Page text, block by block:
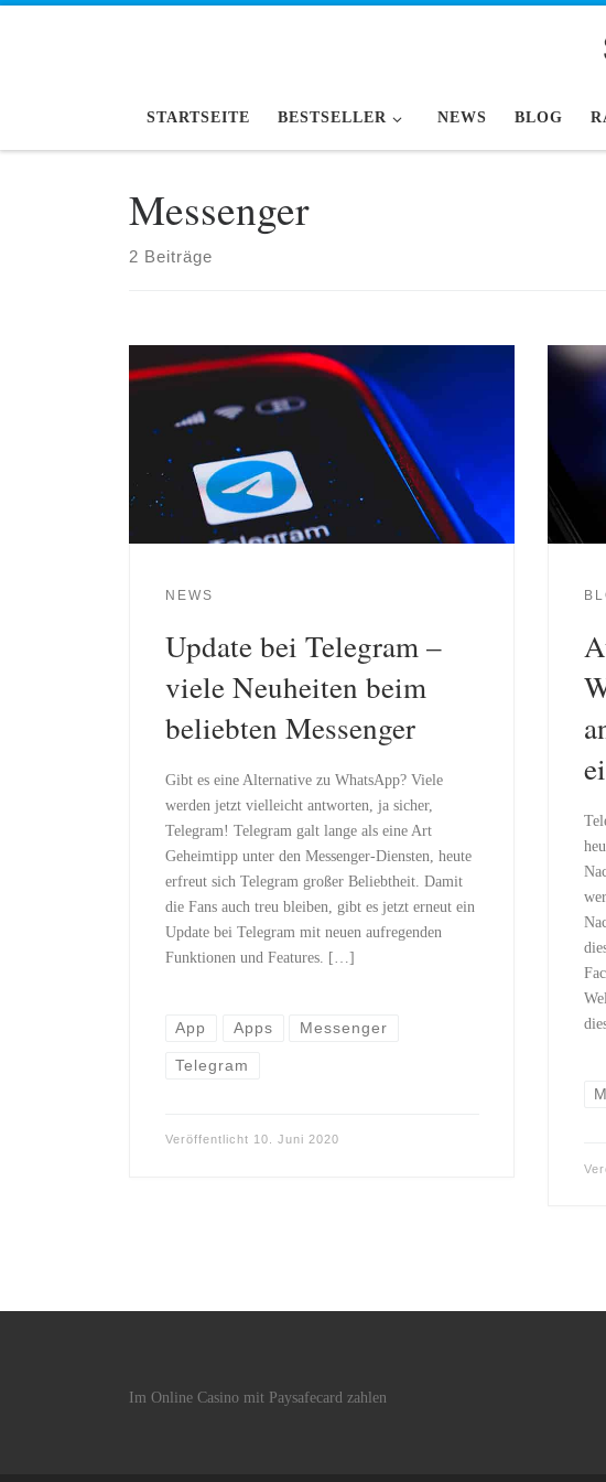
STARTSEITE BESTSELLER NEWS BLOG
Messenger
2 Beiträge
NEWS
Update bei Telegram –
viele Neuheiten beim
beliebten Messenger
Gibt es eine Alternative zu WhatsApp? Viele
werden jetzt vielleicht antworten, ja sicher,
Telegram! Telegram galt lange als eine Art
Geheimtipp unter den Messenger-Diensten, heute
erfreut sich Telegram großer Beliebtheit. Damit
die Fans auch treu bleiben, gibt es jetzt erneut ein
Update bei Telegram mit neuen aufregenden
Funktionen und Features. […]
App Apps Messenger
Telegram
Veröffentlicht 10. Juni 2020
Im Online Casino mit Paysafecard zahlen